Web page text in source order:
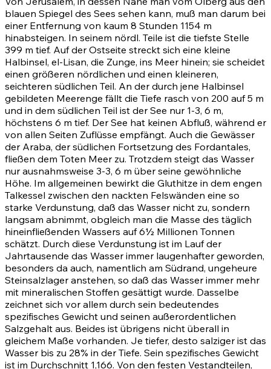
blauen Spiegel des Sees sehen kann, muß man darum bei
einer Entfernung von kaum 8 Stunden 1154 m
hinabsteigen. In seinem nördl. Teile ist die tiefste Stelle
399 m tief. Auf der Ostseite streckt sich eine kleine
Halbinsel, el-Lisan, die Zunge, ins Meer hinein; sie scheidet
einen größeren nördlichen und einen kleineren,
seichteren südlichen Teil. An der durch jene Halbinsel
gebildeten Meerenge fällt die Tiefe rasch von 200 auf 5 m
und in dem südlichen Teil ist der See nur 1-3, 6 m,
höchstens 6 m tief. Der See hat keinen Abfluß, während er
von allen Seiten Zuflüsse empfängt. Auch die Gewässer
der Araba, der südlichen Fortsetzung des Fordantales,
fließen dem Toten Meer zu. Trotzdem steigt das Wasser
nur ausnahmsweise 3-3, 6 m über seine gewöhnliche
Höhe. Im allgemeinen bewirkt die Gluthitze in dem engen
Talkessel zwischen den nackten Felswänden eine so
starke Verdunstung, daß das Wasser nicht zu, sondern
langsam abnimmt, obgleich man die Masse des täglich
hineinfließenden Wassers auf 6½ Millionen Tonnen
schätzt. Durch diese Verdunstung ist im Lauf der
Jahrtausende das Wasser immer laugenhafter geworden,
besonders da auch, namentlich am Südrand, ungeheure
Steinsalzlager anstehen, so daß das Wasser immer mehr
mit mineralischen Stoffen gesättigt wurde. Dasselbe
zeichnet sich vor allem durch sein bedeutendes
spezifisches Gewicht und seinen außerordentlichen
Salzgehalt aus. Beides ist übrigens nicht überall in
gleichem Maße vorhanden. Je tiefer, desto salziger ist das
Wasser bis zu 28% in der Tiefe. Sein spezifisches Gewicht
ist im Durchschnitt 1,166. Von den festen Vestandteilen,